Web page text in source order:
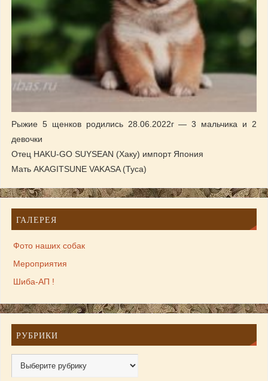
Рыжие 5 щенков родились 28.06.2022г — 3 мальчика и 2
девочки
Отец HAKU-GO SUYSEAN (Хаку) импорт Япония
Мать AKAGITSUNE VAKASA (Туса)
ГАЛЕРЕЯ
Фото наших собак
Мероприятия
Шиба-АП !
РУБРИКИ